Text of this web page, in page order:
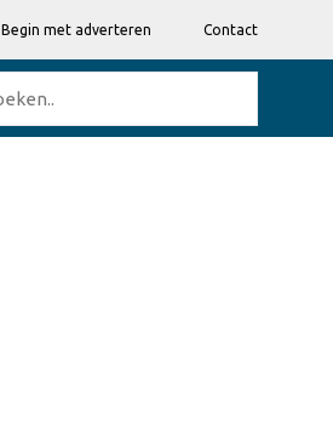
Begin met adverteren Contact